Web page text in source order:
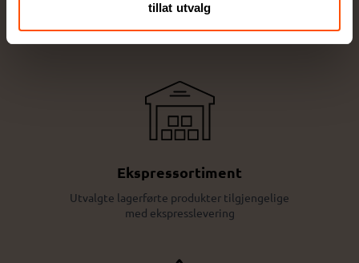
tillat utvalg
Alt innen firmagaver og profilklær til
profilartikler og messeutstyr
Ekspressortiment
Utvalgte lagerførte produkter tilgjengelige
med ekspresslevering